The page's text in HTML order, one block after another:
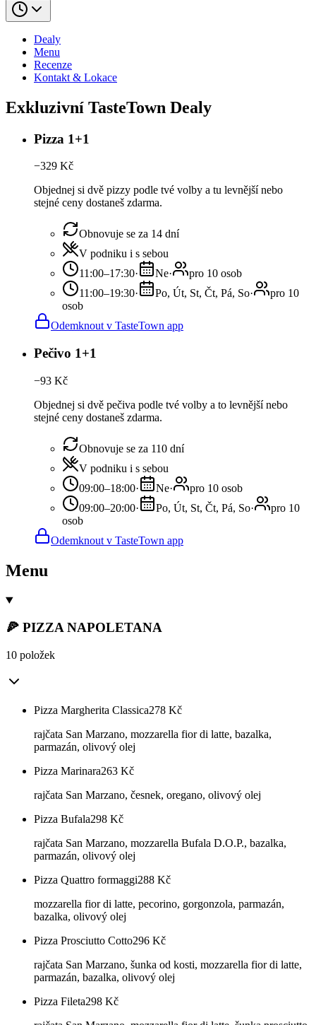
Dealy
Menu
Recenze
Kontakt & Lokace
Exkluzivní TasteTown Dealy
Pizza 1+1
−329 Kč
Objednej si dvě pizzy podle tvé volby a tu levnější nebo
stejné ceny dostaneš zdarma.
Obnovuje se za 14 dní
V podniku i s sebou
11:00–17:30· Ne·
pro 10 osob
11:00–19:30· Po, Út, St, Čt, Pá, So·
pro 10
osob
Odemknout v TasteTown app
Pečivo 1+1
−93 Kč
Objednej si dvě pečiva podle tvé volby a to levnější nebo
stejné ceny dostaneš zdarma.
Obnovuje se za 110 dní
V podniku i s sebou
09:00–18:00· Ne·
pro 10 osob
09:00–20:00· Po, Út, St, Čt, Pá, So·
pro 10
osob
Odemknout v TasteTown app
Menu
🍕 PIZZA NAPOLETANA
10 položek
Pizza Margherita Classica278 Kč
rajčata San Marzano, mozzarella fior di latte, bazalka,
parmazán, olivový olej
Pizza Marinara263 Kč
rajčata San Marzano, česnek, oregano, olivový olej
Pizza Bufala298 Kč
rajčata San Marzano, mozzarella Bufala D.O.P., bazalka,
parmazán, olivový olej
Pizza Quattro formaggi288 Kč
mozzarella fior di latte, pecorino, gorgonzola, parmazán,
bazalka, olivový olej
Pizza Prosciutto Cotto296 Kč
rajčata San Marzano, šunka od kosti, mozzarella fior di latte,
parmazán, bazalka, olivový olej
Pizza Fileta298 Kč